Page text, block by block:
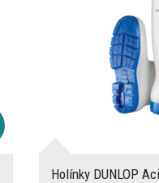
Holínky DUNLOP